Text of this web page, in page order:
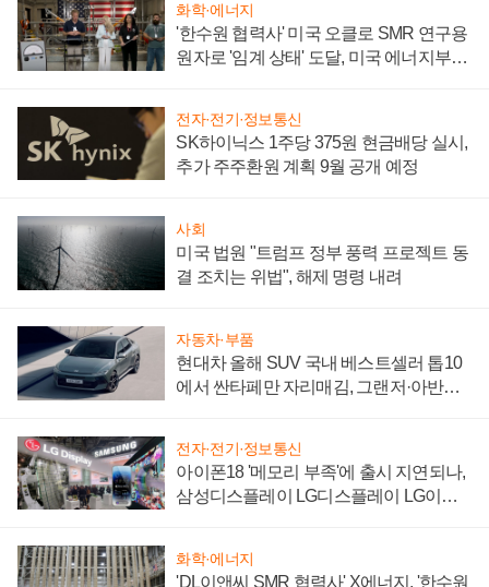
화학·에너지
'한수원 협력사' 미국 오클로 SMR 연구용
원자로 '임계 상태' 도달, 미국 에너지부
전자·전기·정보통신
SK하이닉스 1주당 375원 현금배당 실시,
추가 주주환원 계획 9월 공개 예정
사회
미국 법원 "트럼프 정부 풍력 프로젝트 동
결 조치는 위법", 해제 명령 내려
자동차·부품
현대차 올해 SUV 국내 베스트셀러 톱10
에서 싼타페만 자리매김, 그랜저·아반떼
전자·전기·정보통신
아이폰18 '메모리 부족'에 출시 지연되나,
삼성디스플레이 LG디스플레이 LG이노
화학·에너지
'DL이앤씨 SMR 협력사' X에너지, '한수원